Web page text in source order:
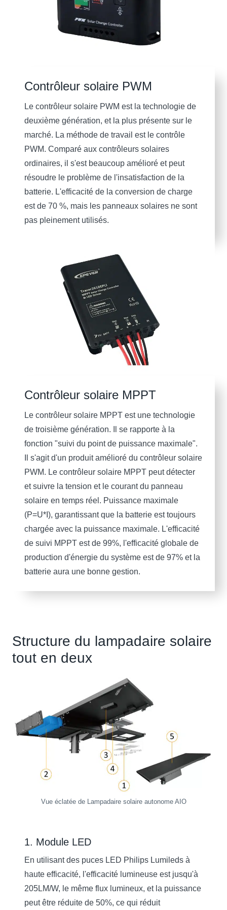
Contrôleur solaire PWM
Le contrôleur solaire PWM est la technologie de
deuxième génération, et la plus présente sur le
marché. La méthode de travail est le contrôle
PWM. Comparé aux contrôleurs solaires
ordinaires, il s'est beaucoup amélioré et peut
résoudre le problème de l'insatisfaction de la
batterie. L'efficacité de la conversion de charge
est de 70 %, mais les panneaux solaires ne sont
pas pleinement utilisés.
Contrôleur solaire MPPT
Le contrôleur solaire MPPT est une technologie
de troisième génération. Il se rapporte à la
fonction "suivi du point de puissance maximale".
Il s'agit d'un produit amélioré du contrôleur solaire
PWM. Le contrôleur solaire MPPT peut détecter
et suivre la tension et le courant du panneau
solaire en temps réel. Puissance maximale
(P=U*I), garantissant que la batterie est toujours
chargée avec la puissance maximale. L'efficacité
de suivi MPPT est de 99%, l'efficacité globale de
production d'énergie du système est de 97% et la
batterie aura une bonne gestion.
Structure du lampadaire solaire
tout en deux
Vue éclatée de Lampadaire solaire autonome AIO
1. Module LED
En utilisant des puces LED Philips Lumileds à
haute efficacité, l'efficacité lumineuse est jusqu'à
205LM/W, le même flux lumineux, et la puissance
peut être réduite de 50%, ce qui réduit